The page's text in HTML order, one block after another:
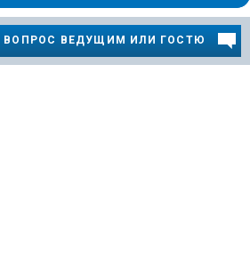
ВОПРОС ВЕДУЩИМ ИЛИ ГОСТЮ